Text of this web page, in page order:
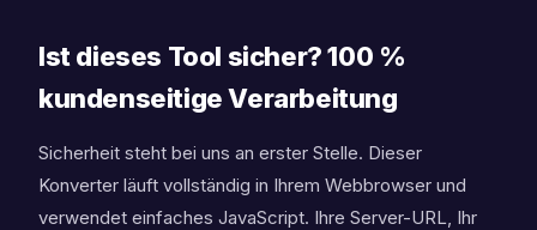
Ist dieses Tool sicher? 100 %
kundenseitige Verarbeitung
Sicherheit steht bei uns an erster Stelle. Dieser
Konverter läuft vollständig in Ihrem Webbrowser und
verwendet einfaches JavaScript. Ihre Server-URL, Ihr